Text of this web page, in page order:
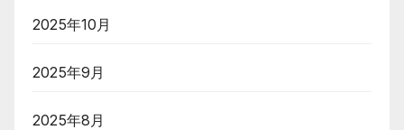
2025年10月
2025年9月
2025年8月